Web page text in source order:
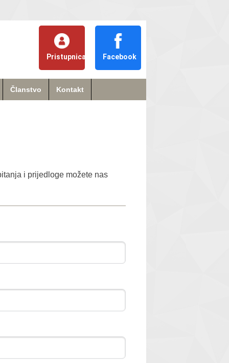
Pristupnica Facebook
Članstvo Kontakt
i prijedloge možete nas